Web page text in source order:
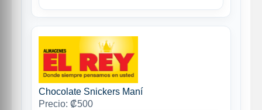
Chocolate Snickers Maní
Precio: ₡500